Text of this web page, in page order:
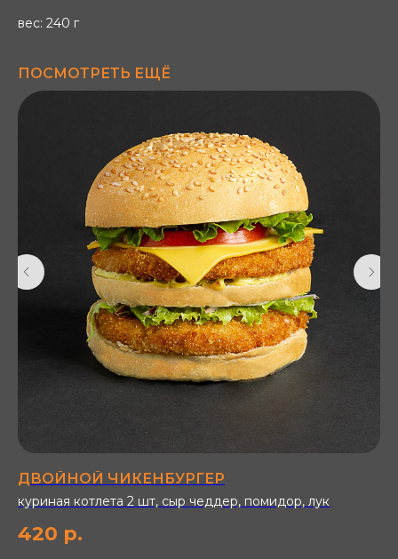
вес: 240 г
ПОСМОТРЕТЬ ЕЩЁ
ДВОЙНОЙ ЧИКЕНБУРГЕР
куриная котлета 2 шт, сыр чеддер, помидор, лук
420 р.